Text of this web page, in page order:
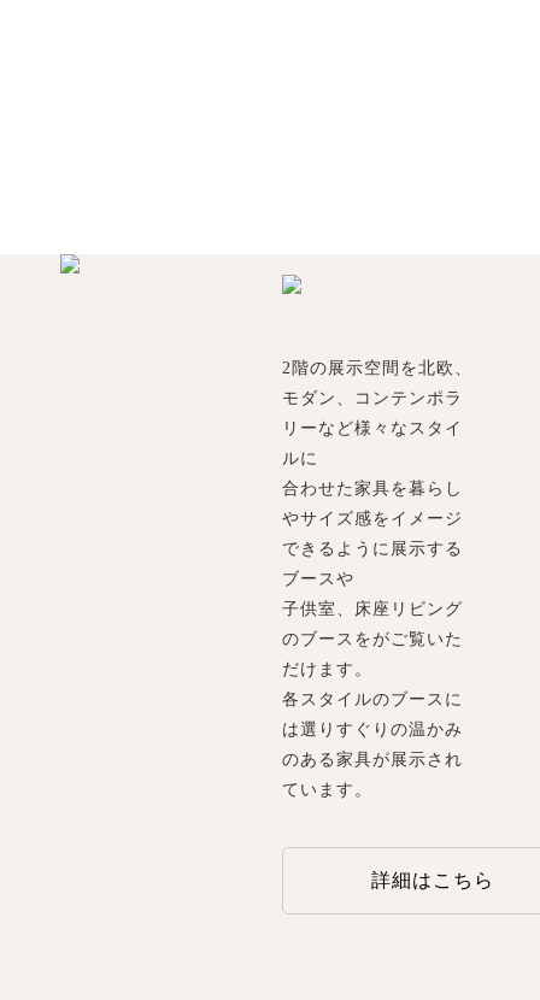
2階の展示空間を北欧、
モダン、コンテンポラ
リーなど様々なスタイ
ルに
合わせた家具を暮らし
やサイズ感をイメージ
できるように展示する
ブースや
子供室、床座リビング
のブースをがご覧いた
だけます。
各スタイルのブースに
は選りすぐりの温かみ
のある家具が展示され
ています。
詳細はこちら